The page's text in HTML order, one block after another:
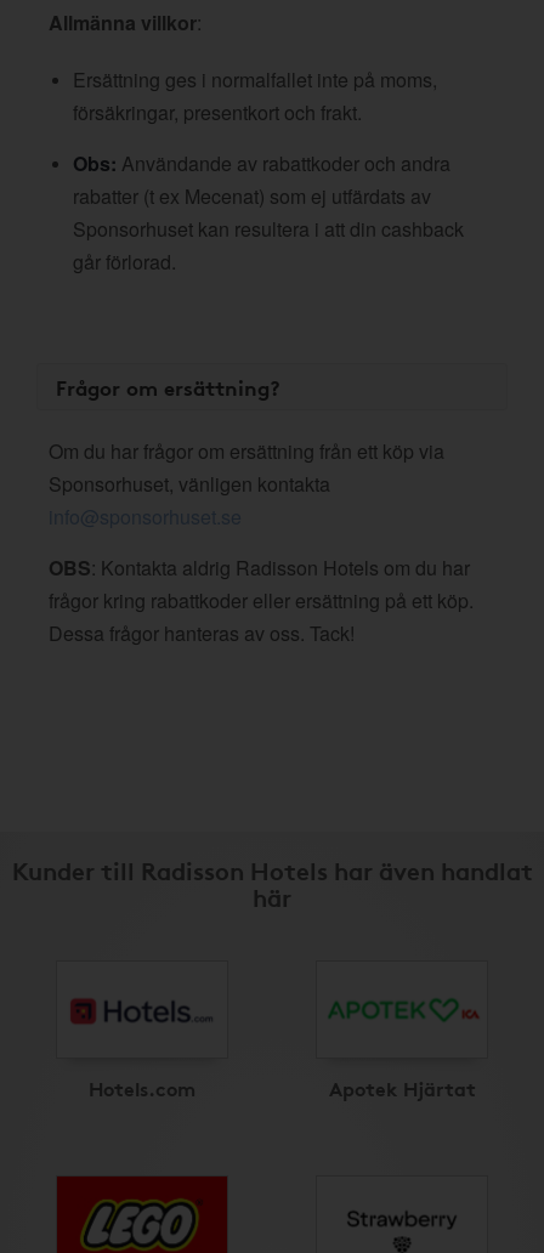
Allmänna villkor:
Ersättning ges i normalfallet inte på moms,
försäkringar, presentkort och frakt.
Obs: Användande av rabattkoder och andra
rabatter (t ex Mecenat) som ej utfärdats av
Sponsorhuset kan resultera i att din cashback
går förlorad.
Frågor om ersättning?
Om du har frågor om ersättning från ett köp via
Sponsorhuset, vänligen kontakta
info@sponsorhuset.se
OBS: Kontakta aldrig Radisson Hotels om du har
frågor kring rabattkoder eller ersättning på ett köp.
Dessa frågor hanteras av oss. Tack!
Kunder till Radisson Hotels har även handlat
här
Hotels.com Apotek Hjärtat